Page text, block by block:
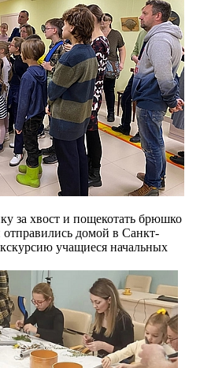
за хвост и пощекотать брюшко
домой в Санкт-
учащиеся начальных